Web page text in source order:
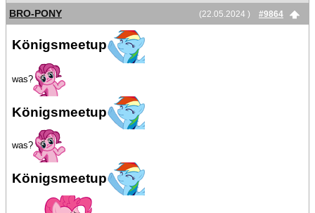
(22.05.2024 )
#9864
BRO-PONY
Königsmeetup
was?
Königsmeetup
was?
Königsmeetup